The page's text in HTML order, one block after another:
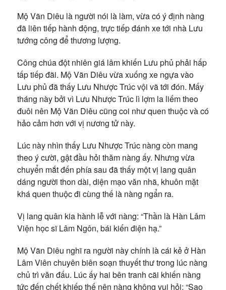
Mộ Vãn Diêu là người nói là làm, vừa có ý định nàng
đã liên tiếp hành động, trực tiếp đánh xe tới nhà Lưu
tướng công để thương lượng.
Công chúa đột nhiên giá lâm khiến Lưu phủ phải hấp
tấp tiếp đãi. Mộ Vãn Diêu vừa xuống xe ngựa vào
Lưu phủ đã thấy Lưu Nhược Trúc vội vã tới đón. Mấy
tháng này bởi vì Lưu Nhược Trúc lì lợm la liếm theo
đuôi nên Mộ Vãn Diêu cũng coi như quen thuộc và có
hảo cảm hơn với vị nương tử này.
Lúc này nhìn thấy Lưu Nhược Trúc nàng còn mang
theo ý cười, gật đầu hỏi thăm nàng ấy. Nhưng vừa
chuyển mắt đến phía sau đã thấy một vị lang quân
dáng người thon dài, diện mạo văn nhã, khuôn mặt
khá quen thuộc đi cùng thế là nàng ngẩn ra.
Vị lang quân kia hành lễ với nàng: “Thần là Hàn Lâm
Viện học sĩ Lâm Ngôn, bái kiến điện hạ.”
Mộ Vãn Diêu nghĩ ra người này chính là cái kẻ ở Hàn
Lâm Viên chuyên biên soạn thuyết thư trong lúc nàng
chủ trì văn đấu. Lúc ấy hai bên tranh cãi khiến nàng
tức đến chết khiếp thế nên nàng không vui hỏi: “Sao